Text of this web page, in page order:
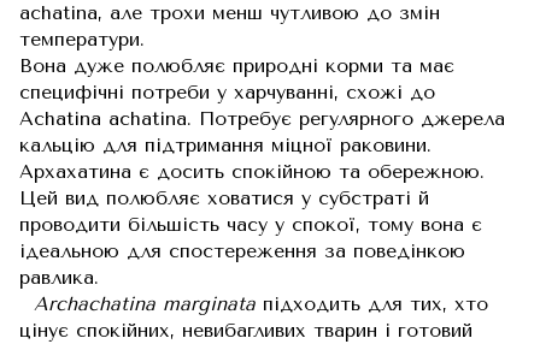
achatina, але трохи менш чутливою до змін
температури.
Вона дуже полюбляє природні корми та має
специфічні потреби у харчуванні, схожі до
Achatina achatina. Потребує регулярного джерела
кальцію для підтримання міцної раковини.
Архахатина є досить спокійною та обережною.
Цей вид полюбляє ховатися у субстраті й
проводити більшість часу у спокої, тому вона є
ідеальною для спостереження за поведінкою
равлика.
Archachatina marginata підходить для тих, хто
цінує спокійних, невибагливих тварин і готовий